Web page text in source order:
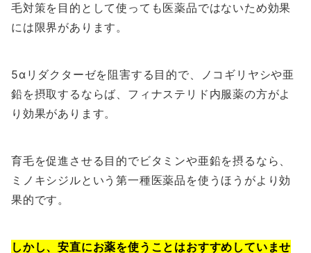
毛対策を目的として使っても医薬品ではないため効果
には限界があります。
5αリダクターゼを阻害する目的で、ノコギリヤシや亜
鉛を摂取するならば、フィナステリド内服薬の方がよ
り効果があります。
育毛を促進させる目的でビタミンや亜鉛を摂るなら、
ミノキシジルという第一種医薬品を使うほうがより効
果的です。
しかし、安直にお薬を使うことはおすすめしていませ